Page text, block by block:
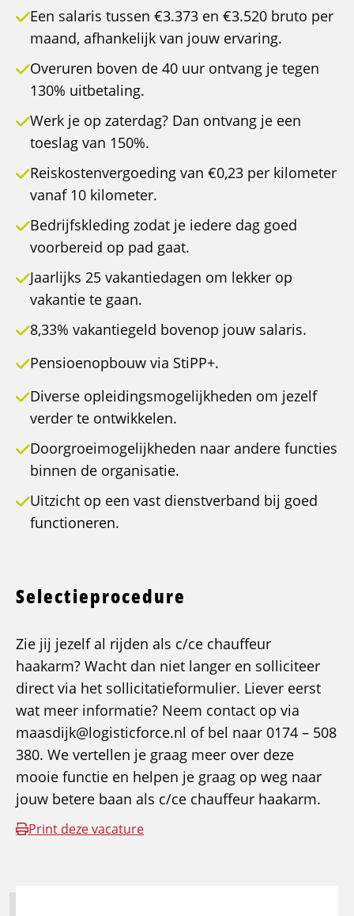
Een salaris tussen €3.373 en €3.520 bruto per
maand, afhankelijk van jouw ervaring.
Overuren boven de 40 uur ontvang je tegen
130% uitbetaling.
Werk je op zaterdag? Dan ontvang je een
toeslag van 150%.
Reiskostenvergoeding van €0,23 per kilometer
vanaf 10 kilometer.
Bedrijfskleding zodat je iedere dag goed
voorbereid op pad gaat.
Jaarlijks 25 vakantiedagen om lekker op
vakantie te gaan.
8,33% vakantiegeld bovenop jouw salaris.
Pensioenopbouw via StiPP+.
Diverse opleidingsmogelijkheden om jezelf
verder te ontwikkelen.
Doorgroeimogelijkheden naar andere functies
binnen de organisatie.
Uitzicht op een vast dienstverband bij goed
functioneren.
Selectieprocedure
Zie jij jezelf al rijden als c/ce chauffeur
haakarm? Wacht dan niet langer en solliciteer
direct via het sollicitatieformulier. Liever eerst
wat meer informatie? Neem contact op via
maasdijk@logisticforce.nl of bel naar 0174 – 508
380. We vertellen je graag meer over deze
mooie functie en helpen je graag op weg naar
jouw betere baan als c/ce chauffeur haakarm.
Print deze vacature